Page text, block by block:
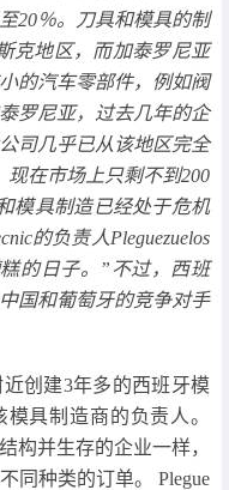
20％。刀具和模具的制
地区，而加泰罗尼亚
的汽车零部件，例如阀
罗尼亚，过去几年的企
司几乎已从该地区完全
现在市场上只剩不到200
模具制造已经处于危机
的负责人Pleguezuelos
的日子。”不过，西班
国和葡萄牙的竞争对手
创建3年多的西班牙模
模具制造商的负责人。
构并生存的企业一样，
同种类的订单。 Plegue